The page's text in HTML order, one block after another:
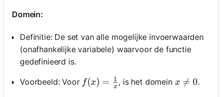
Domein:
Definitie: De set van alle mogelijke invoerwaarden
(onafhankelijke variabele) waarvoor de functie
gedefinieerd is.
Voorbeeld: Voor f(x)=\frac{1}{x}
f(x) = x
1 , is het domein x \neq 0
x 
= 0.